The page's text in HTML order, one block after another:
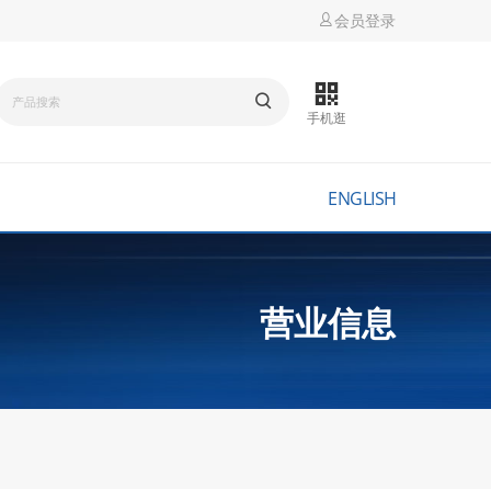
会员登录
手机逛
ENGLISH
营业信息